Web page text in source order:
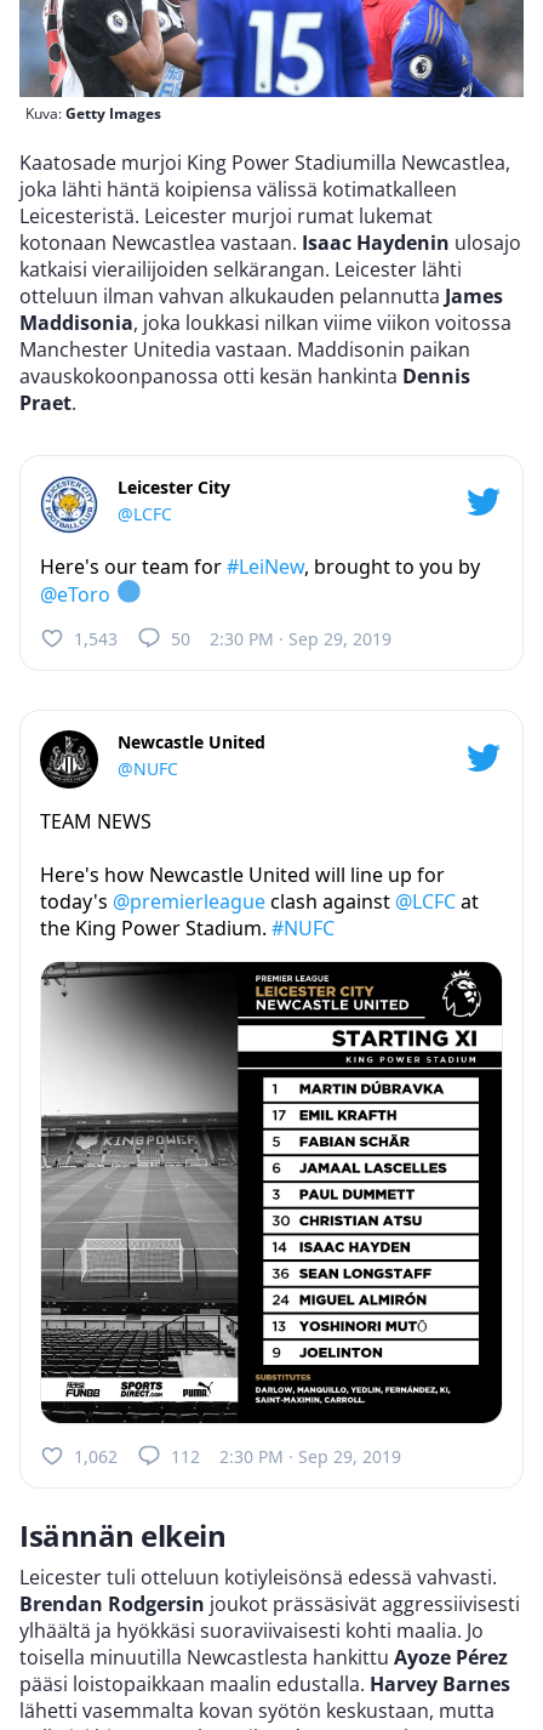
Kuva:Getty Images
Kaatosade murjoi King Power Stadiumilla Newcastlea,
joka lähti häntä koipiensa välissä kotimatkalleen
Leicesteristä. Leicester murjoi rumat lukemat
kotonaan Newcastlea vastaan. Isaac Haydenin ulosajo
katkaisi vierailijoiden selkärangan. Leicester lähti
otteluun ilman vahvan alkukauden pelannutta James
Maddisonia, joka loukkasi nilkan viime viikon voitossa
Manchester Unitedia vastaan. Maddisonin paikan
avauskokoonpanossa otti kesän hankinta Dennis
Praet.
Leicester City
@LCFC
Here's our team for#LeiNew, brought to you by
@eToro
1,543 50 2:30 PM · Sep 29, 2019
Newcastle United
@NUFC
TEAM NEWS
Here's how Newcastle United will line up for
today's @premierleagueclash against @LCFCat
the King Power Stadium. #NUFC
1,062 112 2:30 PM · Sep 29, 2019
Isännän elkein
Leicester tuli otteluun kotiyleisönsä edessä vahvasti.
Brendan Rodgersin joukot prässäsivät aggressiivisesti
ylhäältä ja hyökkäsi suoraviivaisesti kohti maalia. Jo
toisella minuutilla Newcastlesta hankittu Ayoze Pérez
pääsi loistopaikkaan maalin edustalla. Harvey Barnes
lähetti vasemmalta kovan syötön keskustaan, mutta